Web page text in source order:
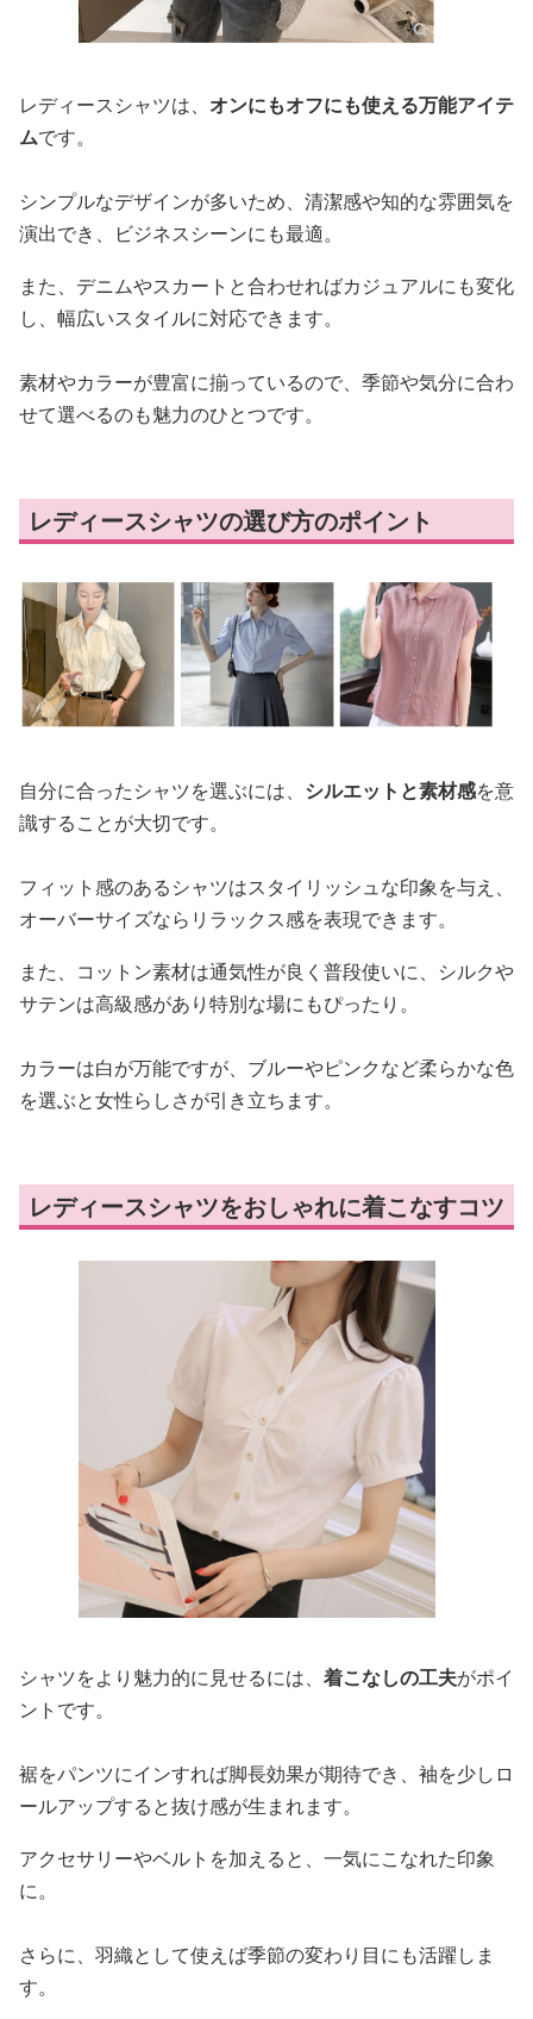
レディースシャツは、 オンにもオフにも使える万能アイテ
ムです。
シンプルなデザインが多いため、清潔感や知的な雰囲気を
演出でき、ビジネスシーンにも最適。
また、デニムやスカートと合わせればカジュアルにも変化
し、幅広いスタイルに対応できます。
素材やカラーが豊富に揃っているので、季節や気分に合わ
せて選べるのも魅力のひとつです。
レディースシャツの選び方のポイント
自分に合ったシャツを選ぶには、 シルエットと素材感を意
識することが大切です。
フィット感のあるシャツはスタイリッシュな印象を与え、
オーバーサイズならリラックス感を表現できます。
また、コットン素材は通気性が良く普段使いに、シルクや
サテンは高級感があり特別な場にもぴったり。
カラーは白が万能ですが、ブルーやピンクなど柔らかな色
を選ぶと女性らしさが引き立ちます。
レディースシャツをおしゃれに着こなすコツ
シャツをより魅力的に見せるには、 着こなしの工夫がポイ
ントです。
裾をパンツにインすれば脚長効果が期待でき、袖を少しロ
ールアップすると抜け感が生まれます。
アクセサリーやベルトを加えると、一気にこなれた印象
に。
さらに、羽織として使えば季節の変わり目にも活躍しま
す。